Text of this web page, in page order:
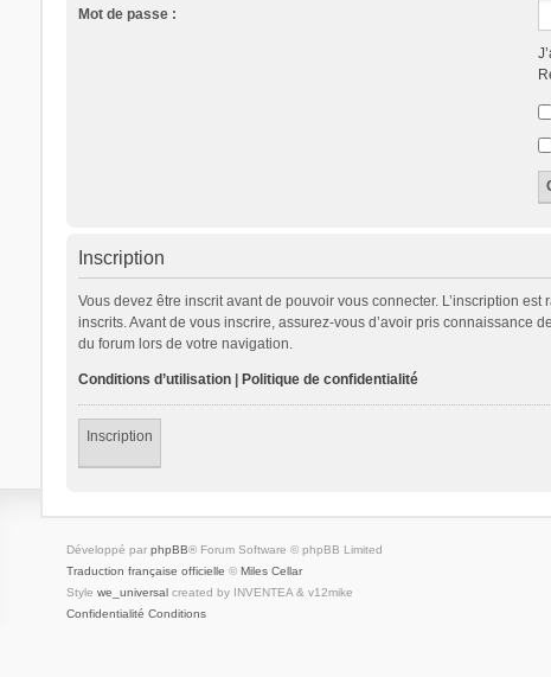
Mot de passe :
Inscription
Vous devez être inscrit avant de pouvoir vous connecter. L’inscription
inscrits. Avant de vous inscrire, assurez-vous d’avoir pris connaissance
du forum lors de votre navigation.
Conditions d’utilisation| Politique de confidentialité
Inscription
Développé par phpBB® Forum Software © phpBB Limited
Traduction française officielle © Miles Cellar
Style we_universalcreated by INVENTEA & v12mike
Confidentialité Conditions